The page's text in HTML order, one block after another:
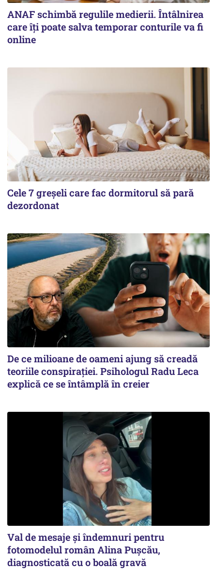
ANAF schimbă regulile medierii. Întâlnirea
care îți poate salva temporar conturile va fi
online
Cele 7 greșeli care fac dormitorul să pară
dezordonat
De ce milioane de oameni ajung să creadă
teoriile conspirației. Psihologul Radu Leca
explică ce se întâmplă în creier
Val de mesaje și îndemnuri pentru
fotomodelul român Alina Pușcău,
diagnosticată cu o boală gravă